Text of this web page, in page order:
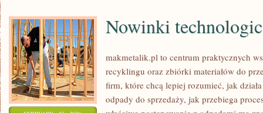
Nowinki
makmetalik.pl to centrum praktycznych
recyklingu oraz zbiórki materiałów do
firm, które chcą lepiej rozumieć, jak
odpady do sprzedaży, jak przebiega